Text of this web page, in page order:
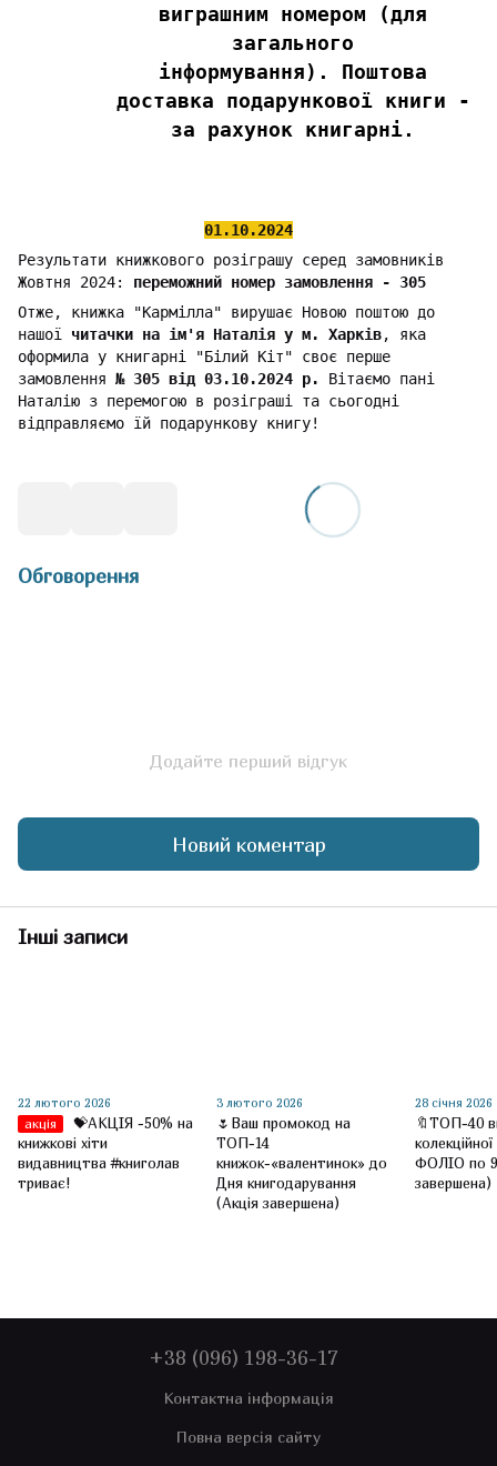
виграшним номером (для
загального
інформування). Поштова
доставка подарункової книги -
за рахунок книгарні.
01.10.2024
Результати книжкового розіграшу серед замовників
Жовтня 2024: переможний номер замовлення - 305
Отже, книжка "Кармілла" вирушає Новою поштою до
нашої читачки на ім'я Наталія у м. Харків, яка
оформила у книгарні "Білий Кіт" своє перше
замовлення № 305 від 03.10.2024 р. Вітаємо пані
Наталію з перемогою в розіграші та сьогодні
відправляємо їй подарункову книгу!
Обговорення
Додайте перший відгук
Новий коментар
Інші записи
22 лютого 2026
акція
💝АКЦІЯ -50% на
книжкові хіти
видавництва #книголав
триває!
3 лютого 2026
🌷Ваш промокод на
ТОП-14
книжок-«валентинок» до
Дня книгодарування
(Акція завершена)
28 січня 2026
🔖ТОП-40
ФОЛІО по
завершена)
+38 (096) 198-36-17
Контактна інформація
Повна версія сайту